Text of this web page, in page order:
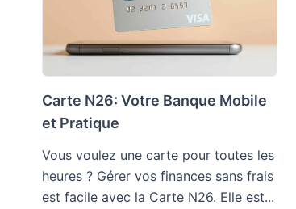
Carte N26: Votre Banque Mobile
et Pratique
Vous voulez une carte pour toutes les
heures ? Gérer vos finances sans frais
est facile avec la Carte N26. Elle est...